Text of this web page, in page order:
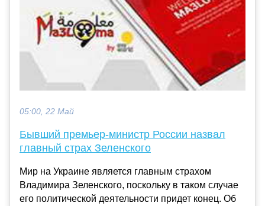
05:00, 22 Май
Бывший премьер-министр России назвал
главный страх Зеленского
Мир на Украине является главным страхом
Владимира Зеленского, поскольку в таком случае
его политической деятельности придет конец. Об